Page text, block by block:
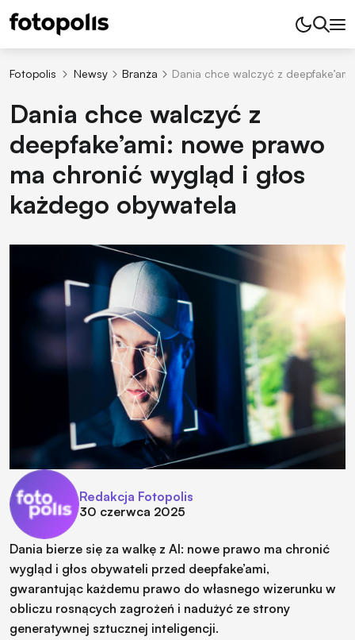
Fotopolis Newsy Branża Dania chce walczyć z
Dania chce walczyć z
deepfake’ami: nowe prawo
ma chronić wygląd i głos
każdego obywatela
Redakcja Fotopolis
30 czerwca 2025
Dania bierze się za walkę z AI: nowe prawo ma chronić
wygląd i głos obywateli przed deepfake’ami,
gwarantując każdemu prawo do własnego wizerunku w
obliczu rosnących zagrożeń i nadużyć ze strony
generatywnej sztucznej inteligencji.